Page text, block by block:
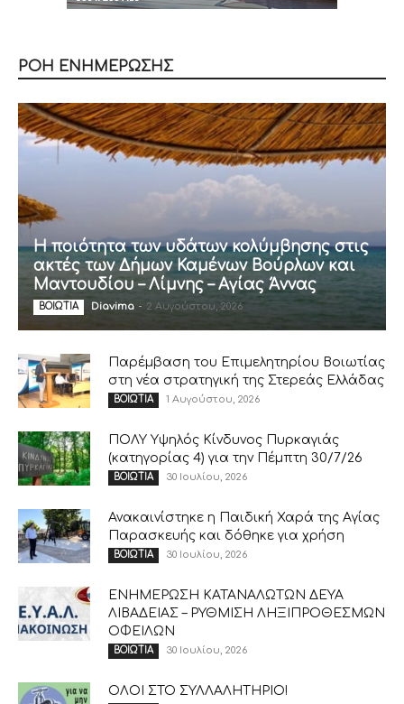
ΡΟΗ ΕΝΗΜΕΡΩΣΗΣ
Η ποιότητα των υδάτων κολύμβησης στις
ακτές των Δήμων Καμένων Βούρλων και
Μαντουδίου – Λίμνης – Αγίας Άννας
ΒΟΙΩΤΙΑ Diavima - 2 Αυγούστου, 2026
Παρέμβαση του Επιμελητηρίου Βοιωτίας
στη νέα στρατηγική της Στερεάς Ελλάδας
ΒΟΙΩΤΙΑ 1 Αυγούστου, 2026
ΠΟΛΥ Υψηλός Κίνδυνος Πυρκαγιάς
(κατηγορίας 4) για την Πέμπτη 30/7/26
ΒΟΙΩΤΙΑ 30 Ιουλίου, 2026
Ανακαινίστηκε η Παιδική Χαρά της Αγίας
Παρασκευής και δόθηκε για χρήση
ΒΟΙΩΤΙΑ 30 Ιουλίου, 2026
ΕΝΗΜΕΡΩΣΗ ΚΑΤΑΝΑΛΩΤΩΝ ΔΕΥΑ
ΛΙΒΑΔΕΙΑΣ – ΡΥΘΜΙΣΗ ΛΗΞΙΠΡΟΘΕΣΜΩΝ
ΟΦΕΙΛΩΝ
ΒΟΙΩΤΙΑ 30 Ιουλίου, 2026
ΟΛΟΙ ΣΤΟ ΣΥΛΛΑΛΗΤΗΡΙΟ!